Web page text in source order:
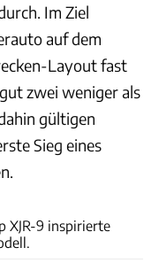
Im Ziel
auf dem
Layout fast
zwei weniger als
gültigen
Sieg eines
XJR-9 inspirierte